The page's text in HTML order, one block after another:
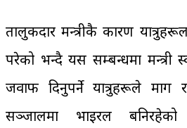
तालुकदार मन्त्रीकै कारण
परेको भन्दै यस सम्बन्धमा मन्त्री
जवाफ दिनुपर्ने यात्रुहरूले माग
सञ्जालमा भाइरल बनिरहेको